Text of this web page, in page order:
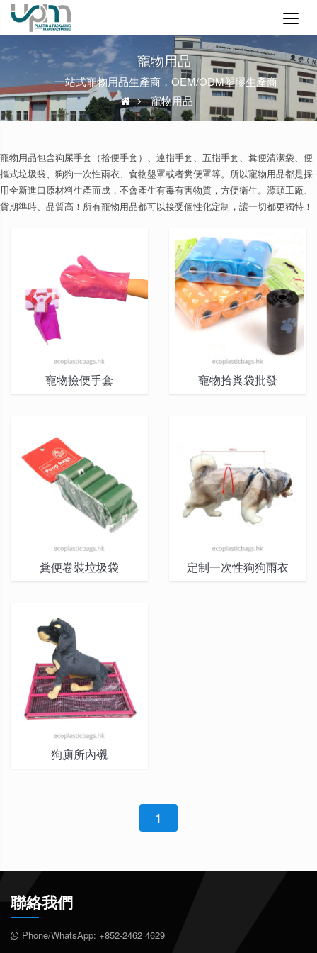
寵物用品
一站式寵物用品生產商，OEM/ODM塑膠生產商
寵物用品
寵物用品包含狗屎手套（拾便手套）、連指手套、五指手套、糞便清潔袋、便
攜式垃圾袋、狗狗一次性雨衣、食物盤罩或者糞便罩等。所以寵物用品都是採
用全新進口原材料生產而成，不會產生有毒有害物質，方便衛生。源頭工廠、
貨期準時、品質高！所有寵物用品都可以接受個性化定制，讓一切都更獨特！
寵物撿便手套 寵物拾糞袋批發
糞便卷裝垃圾袋 定制一次性狗狗雨衣
狗廁所內襯
1
聯絡我們
Phone/WhatsApp: +852-2462 4629